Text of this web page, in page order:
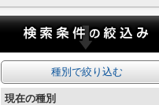
種別で絞り込む
現在の種別